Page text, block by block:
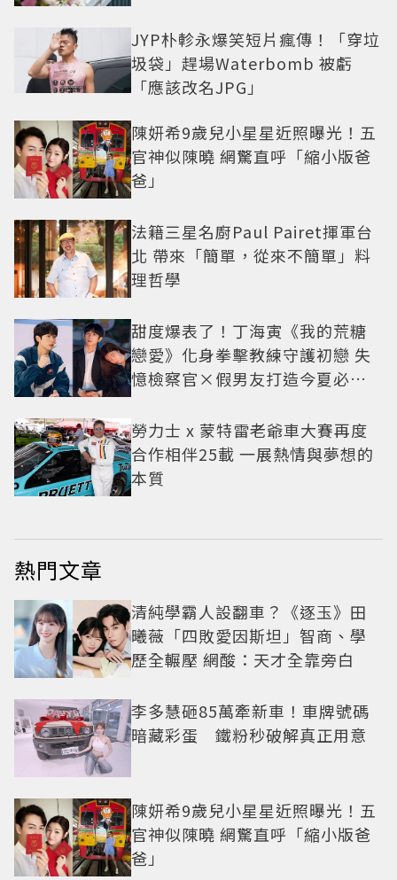
JYP朴軫永爆笑短片瘋傳！「穿垃
圾袋」趕場Waterbomb 被虧
「應該改名JPG」
陳妍希9歲兒小星星近照曝光！五
官神似陳曉 網驚直呼「縮小版爸
爸」
法籍三星名廚Paul Pairet揮軍台
北 帶來「簡單，從來不簡單」料
理哲學
甜度爆表了！丁海寅《我的荒糖
戀愛》化身拳擊教練守護初戀 失
憶檢察官×假男友打造今夏必看
勞力士 x 蒙特雷老爺車大賽再度
合作相伴25載 一展熱情與夢想的
本質
熱門文章
清純學霸人設翻車？《逐玉》田
曦薇「四敗愛因斯坦」智商、學
歷全輾壓 網酸：天才全靠旁白
李多慧砸85萬牽新車！車牌號碼
暗藏彩蛋 鐵粉秒破解真正用意
陳妍希9歲兒小星星近照曝光！五
官神似陳曉 網驚直呼「縮小版爸
爸」